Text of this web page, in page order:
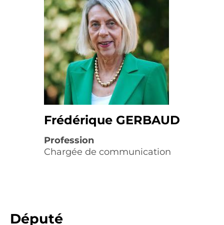
Frédérique GERBAUD
Profession
Chargée de communication
Député